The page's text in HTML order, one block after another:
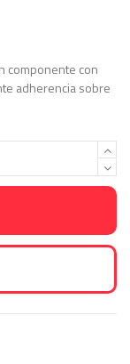
componente con
adherencia sobre